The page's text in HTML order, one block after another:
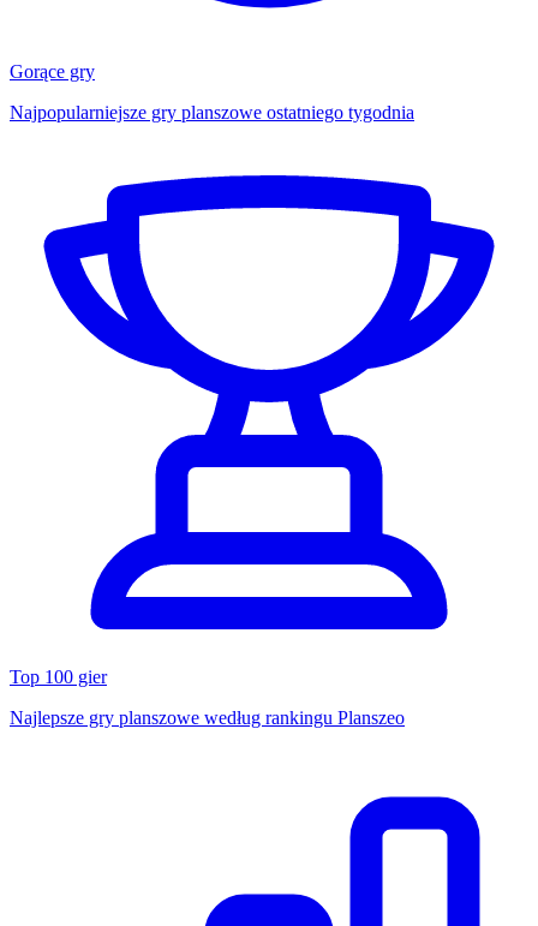
Gorące gry
Najpopularniejsze gry planszowe ostatniego tygodnia
Top 100 gier
Najlepsze gry planszowe według rankingu Planszeo